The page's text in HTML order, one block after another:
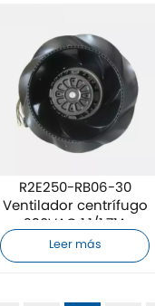
R2E250-RB06-30
Ventilador centrífugo
230VAC 1.1/1.71A
Ventilador de
refrigeración inversor
Leer más